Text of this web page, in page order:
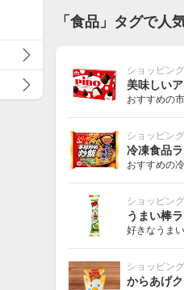
「食品」タグで人
ショッピング
美味しい
おすすめの
ショッピング
冷凍食品
おすすめの
ショッピング
うまい棒
好きなうま
ショッピング
からあげ